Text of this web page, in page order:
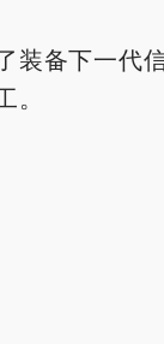
装备下一代
。